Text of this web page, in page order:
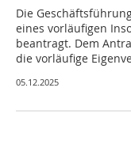
Die
eines vorläufigen
beantragt. Dem
die vorläufige
05.12.2025